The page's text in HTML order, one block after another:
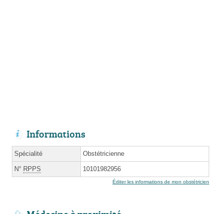
Informations
Spécialité Obstétricienne
N° RPPS 10101982956
Éditer les informations de mon obstétricien